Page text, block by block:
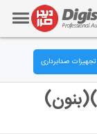
تجهیزات صدابرداری